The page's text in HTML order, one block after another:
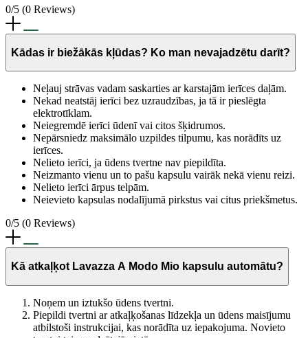
0/5 (0 Reviews)
Kādas ir biežākās kļūdas? Ko man nevajadzētu darīt?
Neļauj strāvas vadam saskarties ar karstajām ierīces daļām.
Nekad neatstāj ierīci bez uzraudzības, ja tā ir pieslēgta
elektrotīklam.
Neiegremdē ierīci ūdenī vai citos šķidrumos.
Nepārsniedz maksimālo uzpildes tilpumu, kas norādīts uz
ierīces.
Nelieto ierīci, ja ūdens tvertne nav piepildīta.
Neizmanto vienu un to pašu kapsulu vairāk nekā vienu reizi.
Nelieto ierīci ārpus telpām.
Neievieto kapsulas nodalījumā pirkstus vai citus priekšmetus.
0/5 (0 Reviews)
Kā atkaļķot Lavazza A Modo Mio kapsulu automātu?
Noņem un iztukšo ūdens tvertni.
Piepildi tvertni ar atkaļķošanas līdzekļa un ūdens maisījumu
atbilstoši instrukcijai, kas norādīta uz iepakojuma. Novieto